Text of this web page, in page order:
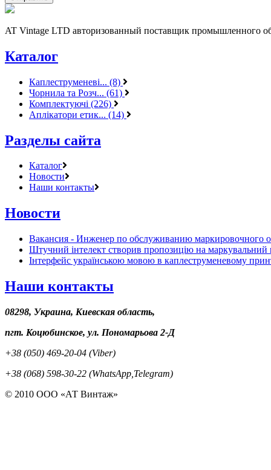
AT Vintage LTD авторизованный поставщик промышленного
Каталог
Каплеструменеві... (8)
Чорнила та Розч... (61)
Комплектуючі (226)
Аплікатори етик... (14)
Разделы сайта
Каталог
Новости
Наши контакты
Новости
Вакансия - Инженер по обслуживанию маркировочного
Штучний інтелект створив пропозицію на маркувальний
Інтерфейс українською мовою в каплеструменевому
Наши контакты
08298, Украина, Киевская область,
пгт. Коцюбинское, ул. Пономарьова 2-Д
+38 (050) 469-20-04 (Viber)
+38 (068) 598-30-22 (WhatsApp,Telegram)
© 2010 ООО «АТ Винтаж»